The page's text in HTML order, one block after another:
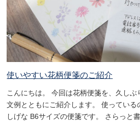
使いやすい花柄便箋のご紹介
こんにちは。 今回は花柄便箋を、久し
文例とともにご紹介します。 使ってい
しげな B6サイズの便箋です。 さらっと